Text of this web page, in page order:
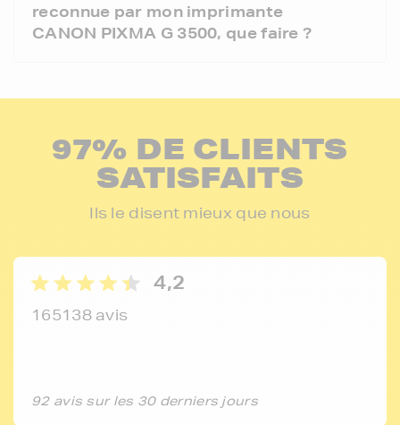
reconnue par mon imprimante
CANON PIXMA G 3500, que faire ?
97% DE CLIENTS
SATISFAITS
Ils le disent mieux que nous
4,2
165138 avis
92 avis sur les 30 derniers jours